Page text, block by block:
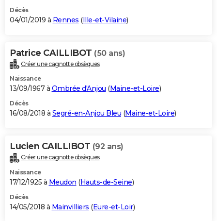
Décès
04/01/2019 à Rennes (Ille-et-Vilaine)
Patrice CAILLIBOT (50 ans)
Créer une cagnotte obsèques
Naissance
13/09/1967 à Ombrée d'Anjou (Maine-et-Loire)
Décès
16/08/2018 à Segré-en-Anjou Bleu (Maine-et-Loire)
Lucien CAILLIBOT (92 ans)
Créer une cagnotte obsèques
Naissance
17/12/1925 à Meudon (Hauts-de-Seine)
Décès
14/05/2018 à Mainvilliers (Eure-et-Loir)